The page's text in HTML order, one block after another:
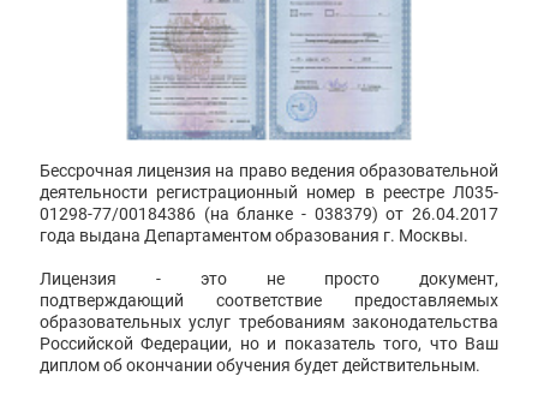
Бессрочная лицензия на право ведения образовательной
деятельности регистрационный номер в реестре Л035-
01298-77/00184386 (на бланке - 038379) от 26.04.2017
года выдана Департаментом образования г. Москвы.
Лицензия - это не просто документ,
подтверждающий соответствие предоставляемых
образовательных услуг требованиям законодательства
Российской Федерации, но и показатель того, что Ваш
диплом об окончании обучения будет действительным.